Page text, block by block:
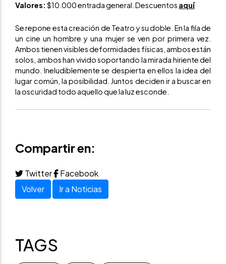
Valores: $10.000 entrada general. Descuentos aquí
Se repone esta creación de Teatro y su doble. En la fila de
un cine un hombre y una mujer se ven por primera vez.
Ambos tienen visibles deformidades físicas, ambos están
solos, ambos han vivido soportando la mirada hiriente del
mundo. Ineludiblemente se despierta en ellos la idea del
lugar común, la posibilidad. Juntos deciden ir a buscar en
la oscuridad todo aquello que la luz esconde.
Compartir en:
Twitter
Facebook
Volver
Ir a Noticias
TAGS